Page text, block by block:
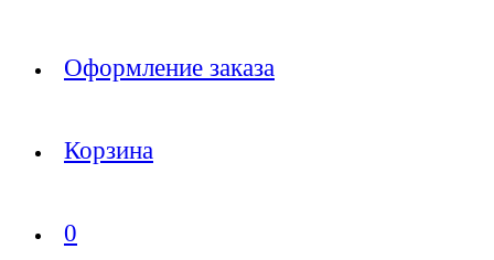
Оформление заказа
Корзина
0